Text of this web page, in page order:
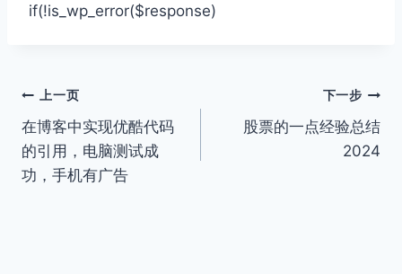
if(!is_wp_error($response)
文
章
导
上一页
在博客中实现优酷代码
的引用，电脑测试成
功，手机有广告
下一步
股票的一点经验总结
2024